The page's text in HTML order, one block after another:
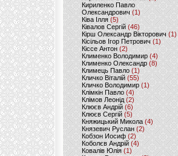
Кириленко Павло
Олександрович (1)
Ківа Ілля (5)
Ківалов Сергій(46)
Кірш Олександр Вікторович (1)
Кісільов Ігор Петрович (1)
Кіссе Антон (2)
Клименко Володимир(4)
Клименко Олександр (8)
Климець Павло (1)
Кличко Віталій(55)
Кличко Володимир (1)
Клімкін Павло (4)
Клімов Леонід(2)
Клюєв Андрій(6)
Клюєв Сергій (5)
Княжицький Микола(4)
Князевич Руслан (2)
Кобзон Иосиф(2)
Коболєв Андрій (4)
Ковалів Юлія(1)